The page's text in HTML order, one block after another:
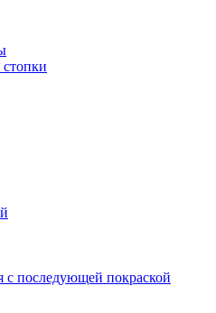
с последующей покраской